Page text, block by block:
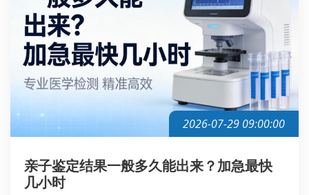
2026-07-29 09:00:00
亲子鉴定结果一般多久能出来？加急最快
几小时